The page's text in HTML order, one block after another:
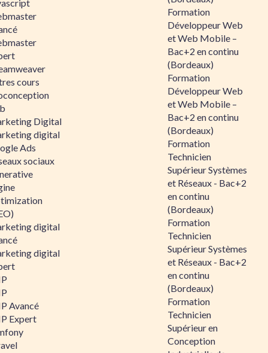
cours
Digital
digital
Ads
sociaux
digital
digital
Avancé
Expert
Formation
Développeur Web
et Web Mobile –
Bac+2 en continu
(Bordeaux)
Formation
Développeur Web
et Web Mobile –
Bac+2 en continu
(Bordeaux)
Formation
Technicien
Supérieur Systèmes
et Réseaux - Bac+2
en continu
(Bordeaux)
Formation
Technicien
Supérieur Systèmes
et Réseaux - Bac+2
en continu
(Bordeaux)
Formation
Technicien
Supérieur en
Conception